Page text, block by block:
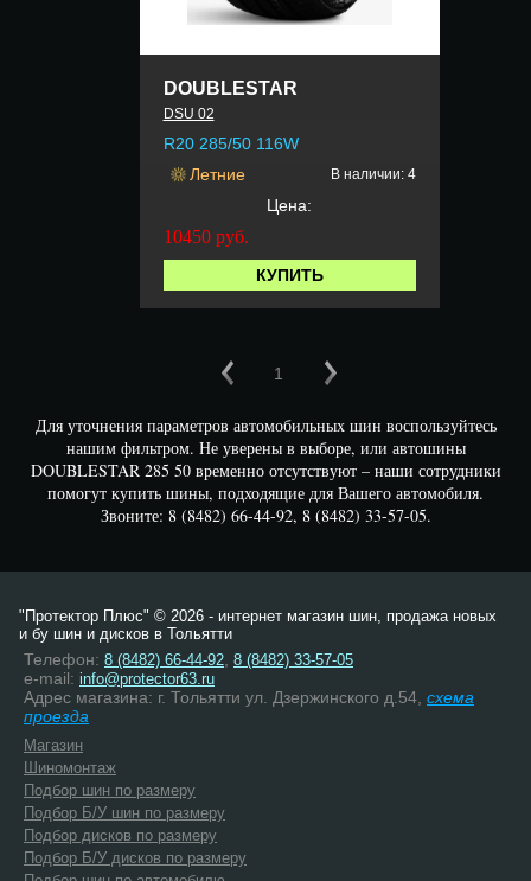
DOUBLESTAR
DSU 02
R20 285/50 116W
Летние
В наличии: 4
Цена:
10450 руб.
КУПИТЬ
1
Для уточнения параметров автомобильных шин воспользуйтесь
нашим фильтром. Не уверены в выборе, или автошины
DOUBLESTAR 285 50 временно отсутствуют – наши сотрудники
помогут купить шины, подходящие для Вашего автомобиля.
Звоните: 8 (8482) 66-44-92, 8 (8482) 33-57-05.
"Протектор Плюс" © 2026 - интернет магазин шин, продажа новых
и бу шин и дисков в Тольятти
Телефон: 8 (8482) 66-44-92 8 (8482) 33-57-05
e-mail: info@protector63.ru
Адрес магазина: г. Тольятти ул. Дзержинского д.54, схема
проезда
Магазин
Шиномонтаж
Подбор шин по размеру
Подбор Б/У шин по размеру
Подбор дисков по размеру
Подбор Б/У дисков по размеру